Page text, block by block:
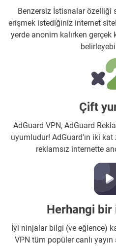
Benzersiz İstisnalar özelliği
erişmek istediğiniz internet
yerde anonim kalırken
Çift
AdGuard VPN, AdGuard
uyumludur! AdGuard'ın iki kat
reklamsız internette
Herhangi
İyi ninjalar bilgi (ve eğlence)
VPN tüm popüler canlı yayın